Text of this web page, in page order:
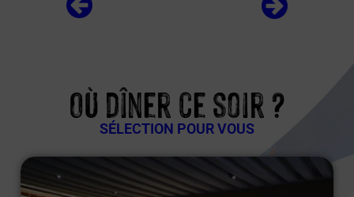
Où dîner ce soir ?
SÉLECTION POUR VOUS